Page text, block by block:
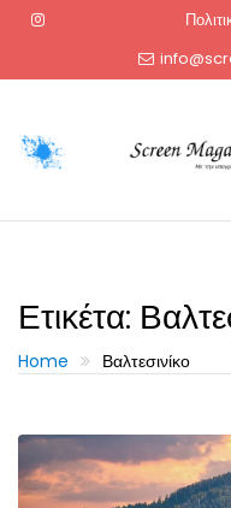
Ετικέτα:
Home Βαλτεσινίκο